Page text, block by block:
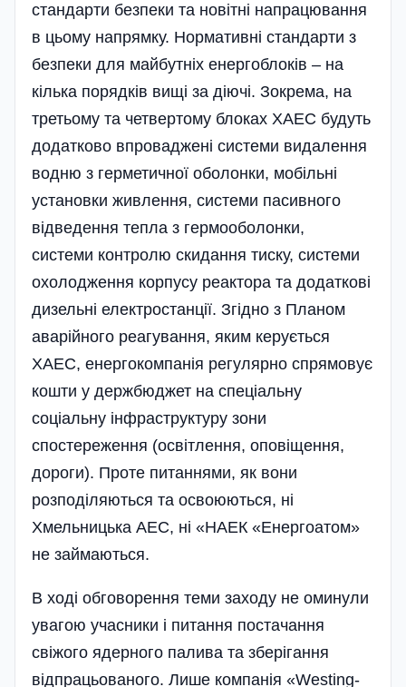
стандарти безпеки та новітні напрацювання
в цьому напрямку. Нормативні стандарти з
безпеки для майбутніх енергоблоків – на
кілька порядків вищі за діючі. Зокрема, на
третьому та четвертому блоках ХАЕС будуть
додатково впроваджені системи видалення
водню з герметичної оболонки, мобільні
установки живлення, системи пасивного
відведення тепла з гермооболонки,
системи­ контролю скидання тиску, системи
охолодження корпусу реактора та додаткові
дизельні електростанції. Згідно з Планом
аварійно­го реагування, яким керується
ХАЕС, енергокомпанія регулярно спрямовує
кошти у держбюджет на спеці­альну
соціальну інфраструктуру зони
спостереження (освітлення, оповіщення,
дороги). Проте питаннями, як вони
розподіляються та освоюються, ні
Хмельницька АЕС, ні «НАЕК «Енергоатом»
не займаються.
В ході обговорення теми заходу не оминули
увагою учасники і питан­ня постачання
свіжого ядерного палива та зберігання
відпрацьованого. Лише компанія «Westing­